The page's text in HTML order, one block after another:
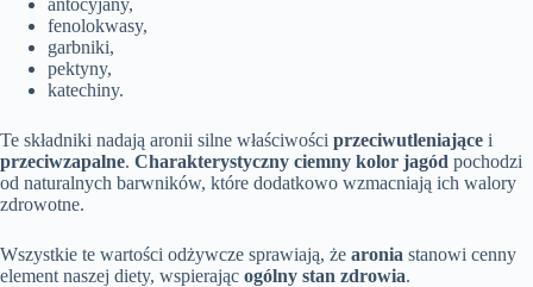
fenolokwasy,
garbniki,
pektyny,
katechiny.
Te składniki nadają aronii silne właściwości przeciwutleniające i
przeciwzapalne. Charakterystyczny ciemny kolor jagód pochodzi
od naturalnych barwników, które dodatkowo wzmacniają ich walory
zdrowotne.
Wszystkie te wartości odżywcze sprawiają, że aronia stanowi cenny
element naszej diety, wspierając ogólny stan zdrowia.